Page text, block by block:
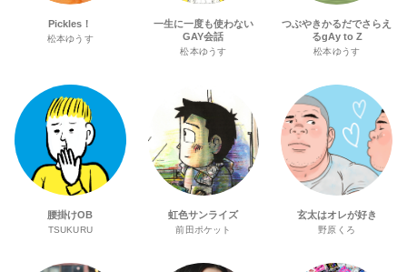
Pickles！
松本ゆうす
一生に一度も使わない
GAY会話
松本ゆうす
つぶやきかるだでさらえ
るgAy to Z
松本ゆうす
腰掛けOB
TSUKURU
虹色サンライズ
前田ポケット
玄太はオレが好き
野原くろ